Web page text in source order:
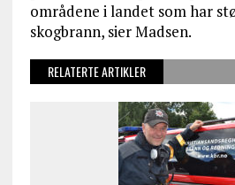
områdene i landet som har
skogbrann, sier Madsen.
RELATERTE ARTIKLER